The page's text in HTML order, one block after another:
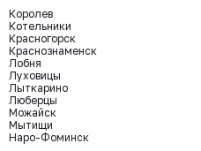
Королев
Котельники
Красногорск
Краснознаменск
Лобня
Луховицы
Лыткарино
Люберцы
Можайск
Мытищи
Наро-Фоминск